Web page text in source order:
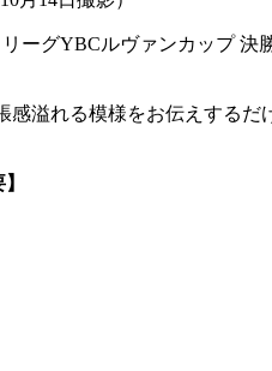
ーグYBCルヴァンカップ
溢れる模様をお伝えする